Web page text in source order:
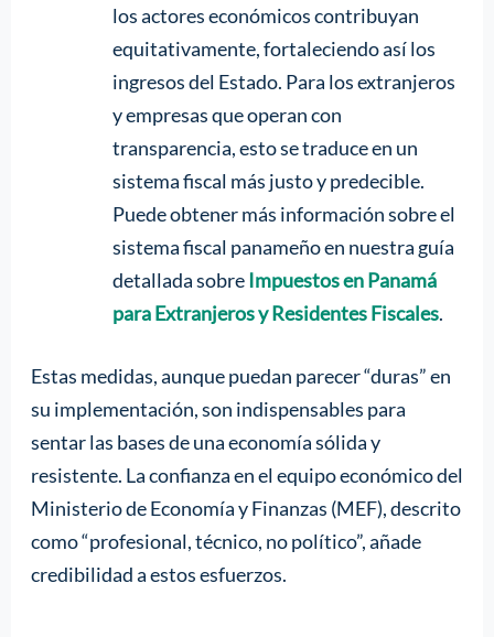
los actores económicos contribuyan
equitativamente, fortaleciendo así los
ingresos del Estado. Para los extranjeros
y empresas que operan con
transparencia, esto se traduce en un
sistema fiscal más justo y predecible.
Puede obtener más información sobre el
sistema fiscal panameño en nuestra guía
detallada sobreImpuestos en Panamá
para Extranjeros y Residentes Fiscales.
Estas medidas, aunque puedan parecer “duras” en
su implementación, son indispensables para
sentar las bases de una economía sólida y
resistente. La confianza en el equipo económico del
Ministerio de Economía y Finanzas (MEF), descrito
como “profesional, técnico, no político”, añade
credibilidad a estos esfuerzos.